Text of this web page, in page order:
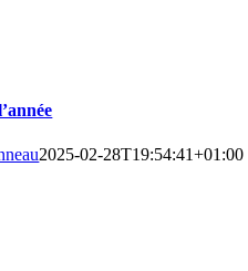
2025-02-28T19:54:41+01:00